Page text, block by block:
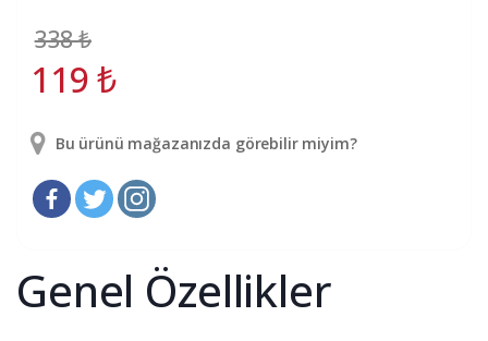
338₺
119₺
Bu ürünü mağazanızda görebilir miyim?
Genel Özellikler